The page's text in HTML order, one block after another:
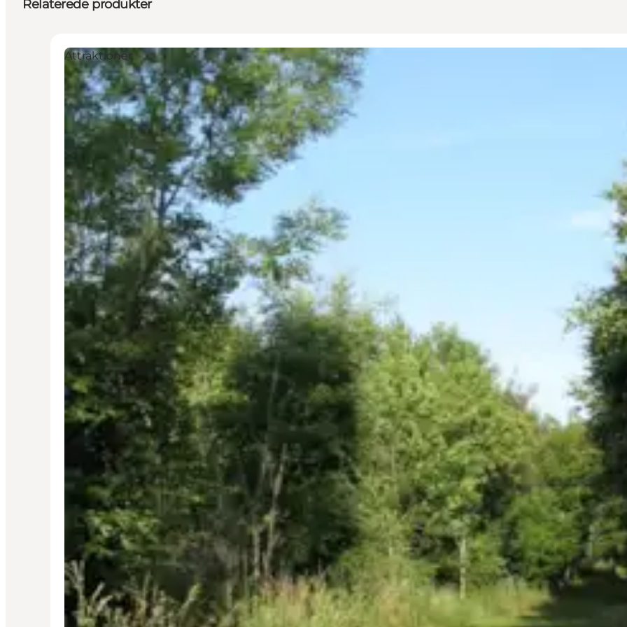
Relaterede produkter
Attraktioner